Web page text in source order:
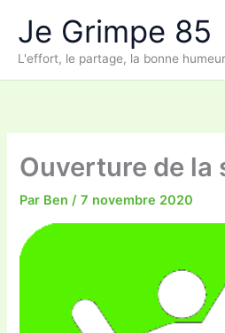
contenu
Je Grimpe 85
L'effort, le partage, la bonne
Ouverture de la
Par Ben/7 novembre 2020